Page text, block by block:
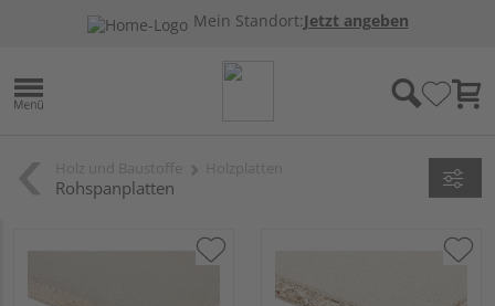
Mein Standort:Jetzt angeben
Rohspanplatten